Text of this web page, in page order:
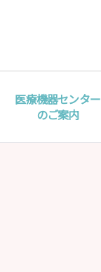
医療機器センター
のご案内